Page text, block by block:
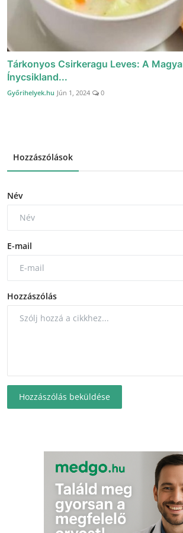
Tárkonyos Csirkeragu Leves: A
Ínycsikland...
Győrihelyek.hu Jún 1, 2024 0
Hozzászólások
Név
E-mail
Hozzászólás
Hozzászólás beküldése